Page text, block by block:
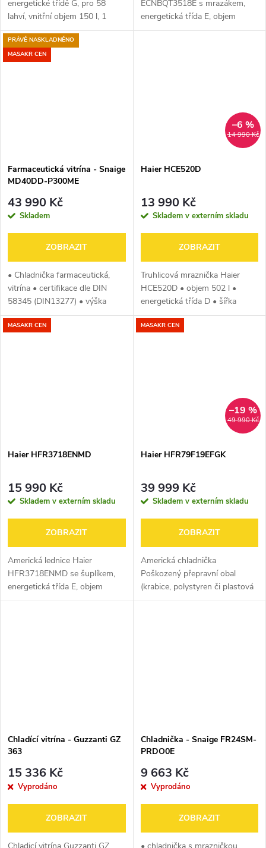
energetické třídě G, pro 58
lahví, vnitřní objem 150 l, 1
zóna chlazení, 10 polic, ve
výbavě automatické
odmrazování, displej, osvětlení
ECNBQT3518E s mrazákem,
energetická třída E, objem
ledničky 178 l, objem mrazáku
PRÁVĚ NASKLADNĚNO
MASAKR CEN
Farmaceutická vitrína - Snaige
MD40DD-P300ME
43 990 Kč
Skladem
ZOBRAZIT
• Chladnička farmaceutická,
vitrína • certifikace dle DIN
58345 (DIN13277) • výška
202,5 cm • šířka 60 cm •
hloubka 60 cm • hrubý objem
14 990 Kč
–6 %
Haier HCE520D
13 990 Kč
Skladem v externím skladu
ZOBRAZIT
Truhlicová mraznička Haier
HCE520D • objem 502 l •
energetická třída D • šířka
154,5 cm • antibakteriální a
protiplísňové těsnění • okolní
MASAKR CEN
Haier HFR3718ENMD
15 990 Kč
Skladem v externím skladu
ZOBRAZIT
Americká lednice Haier
HFR3718ENMD se šuplíkem,
energetická třída E, objem
ledničky 262 l, objem mrazáku
MASAKR CEN
49 990 Kč
–19 %
Haier HFR79F19EFGK
39 999 Kč
Skladem v externím skladu
ZOBRAZIT
Americká chladnička
Poškozený přepravní obal
(krabice, polystyren či plastová
folie). Jedná se o nový, plně
Chladící vitrína - Guzzanti GZ
363
15 336 Kč
Vyprodáno
ZOBRAZIT
Chladnička - Snaige FR24SM-
PRDO0E
9 663 Kč
Vyprodáno
ZOBRAZIT